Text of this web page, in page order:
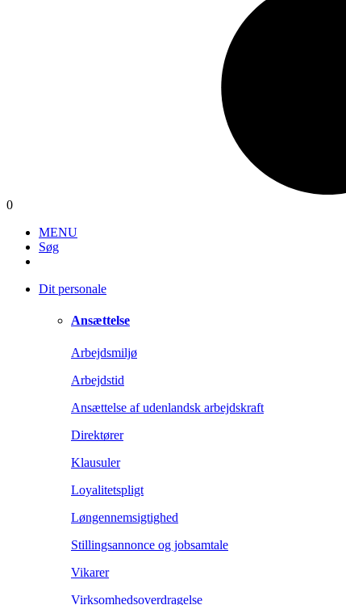
0
MENU
Søg
Dit personale
Ansættelse
Arbejdsmiljø
Arbejdstid
Ansættelse af udenlandsk arbejdskraft
Direktører
Klausuler
Loyalitetspligt
Løngennemsigtighed
Stillingsannonce og jobsamtale
Vikarer
Virksomhedsoverdragelse